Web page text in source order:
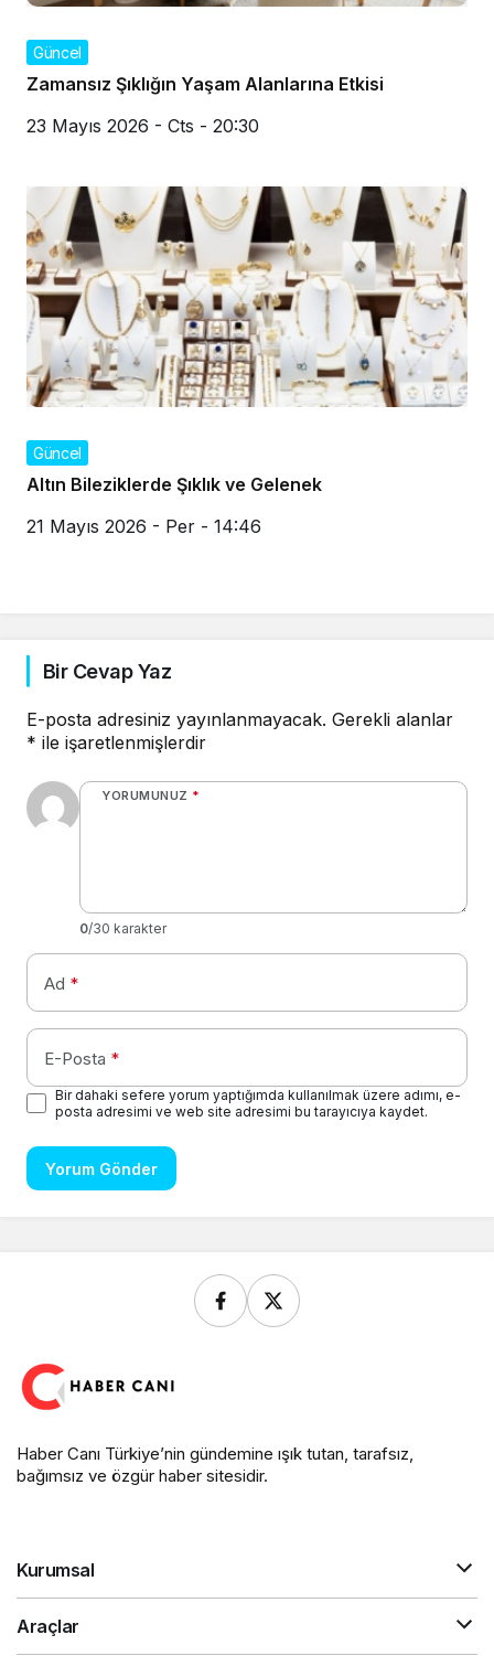
Güncel
Zamansız Şıklığın Yaşam Alanlarına Etkisi
23 Mayıs 2026 - Cts - 20:30
Güncel
Altın Bileziklerde Şıklık ve Gelenek
21 Mayıs 2026 - Per - 14:46
Bir Cevap Yaz
E-posta adresiniz yayınlanmayacak. Gerekli alanlar
* ile işaretlenmişlerdir
YORUMUNUZ *
0/30 karakter
Ad *
E-Posta *
Bir dahaki sefere yorum yaptığımda kullanılmak üzere adımı, e-
posta adresimi ve web site adresimi bu tarayıcıya kaydet.
Yorum Gönder
Haber Canı Türkiye’nin gündemine ışık tutan, tarafsız,
bağımsız ve özgür haber sitesidir.
Kurumsal
Araçlar